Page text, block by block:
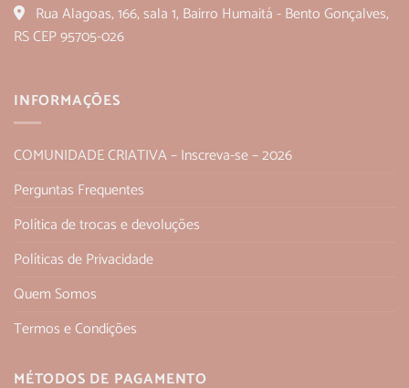
Rua Alagoas, 166, sala 1, Bairro Humaitá - Bento Gonçalves,
RS CEP 95705-026
INFORMAÇÕES
COMUNIDADE CRIATIVA – Inscreva-se – 2026
Perguntas Frequentes
Política de trocas e devoluções
Políticas de Privacidade
Quem Somos
Termos e Condições
MÉTODOS DE PAGAMENTO